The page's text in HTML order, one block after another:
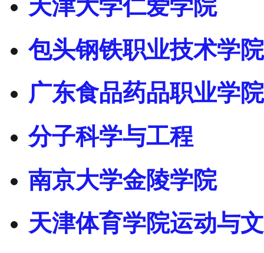
天津大学仁爱学院
包头钢铁职业技术学院
广东食品药品职业学院
分子科学与工程
南京大学金陵学院
天津体育学院运动与